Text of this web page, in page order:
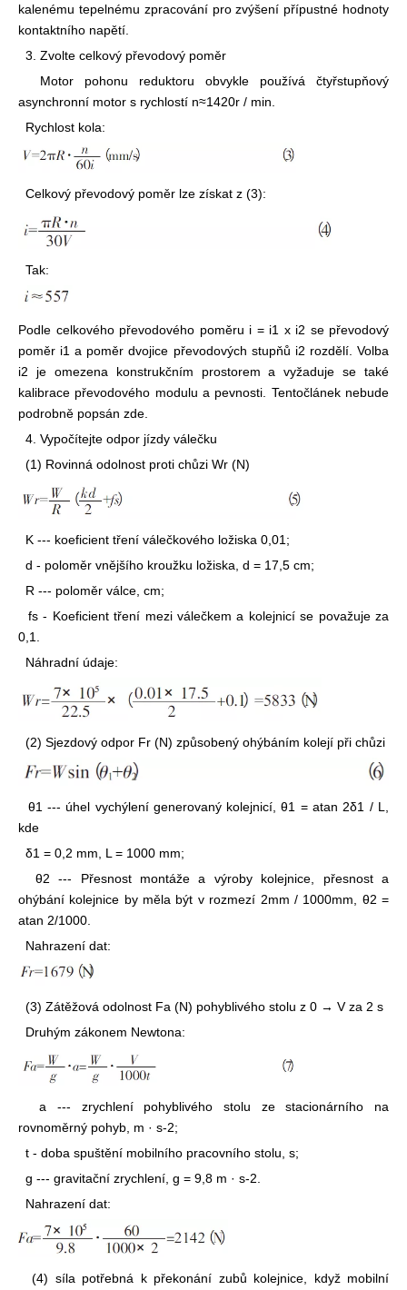
kalenému tepelnému zpracování pro zvýšení přípustné hodnoty
kontaktního napětí.
3. Zvolte celkový převodový poměr
Motor pohonu reduktoru obvykle používá čtyřstupňový
asynchronní motor s rychlostí n≈1420r / min.
Rychlost kola:
Celkový převodový poměr lze získat z (3):
Tak:
Podle celkového převodového poměru i = i1 x i2 se převodový
poměr i1 a poměr dvojice převodových stupňů i2 rozdělí. Volba
i2 je omezena konstrukčním prostorem a vyžaduje se také
kalibrace převodového modulu a pevnosti. Tentočlánek nebude
podrobně popsán zde.
4. Vypočítejte odpor jízdy válečku
(1) Rovinná odolnost proti chůzi Wr (N)
K --- koeficient tření válečkového ložiska 0,01;
d - poloměr vnějšího kroužku ložiska, d = 17,5 cm;
R --- poloměr válce, cm;
fs - Koeficient tření mezi válečkem a kolejnicí se považuje za
0,1.
Náhradní údaje:
(2) Sjezdový odpor Fr (N) způsobený ohýbáním kolejí při chůzi
θ1 --- úhel vychýlení generovaný kolejnicí, θ1 = atan 2δ1 / L,
kde
δ1 = 0,2 mm, L = 1000 mm;
θ2 --- Přesnost montáže a výroby kolejnice, přesnost a
ohýbání kolejnice by měla být v rozmezí 2mm / 1000mm, θ2 =
atan 2/1000.
Nahrazení dat:
(3) Zátěžová odolnost Fa (N) pohyblivého stolu z 0 → V za 2 s
Druhým zákonem Newtona:
a --- zrychlení pohyblivého stolu ze stacionárního na
rovnoměrný pohyb, m · s-2;
t - doba spuštění mobilního pracovního stolu, s;
g --- gravitační zrychlení, g = 9,8 m · s-2.
Nahrazení dat:
(4) síla potřebná k překonání zubů kolejnice, když mobilní